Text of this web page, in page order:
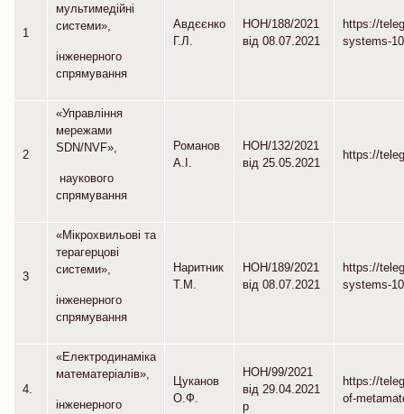
1
мультимедійні
системи»,
інженерного
спрямування
Авдєєнко
Г.Л.
НОН/188/2021
від 08.07.2021
https://
systems-
2
«Управління
мережами
SDN/NVF»,
наукового
спрямування
Романов
А.І.
НОН/132/2021
від 25.05.2021
https://
3
«Мікрохвильові та
терагерцові
системи»,
інженерного
спрямування
Наритник
Т.М.
НОН/189/2021
від 08.07.2021
https://
systems-
4.
«Електродинаміка
математеріалів»,
інженерного
Цуканов
О.Ф.
НОН/99/2021
від 29.04.2021
р
https://
of-